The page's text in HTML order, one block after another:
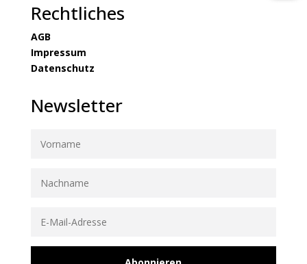
Rechtliches
AGB
Impressum
Datenschutz
Newsletter